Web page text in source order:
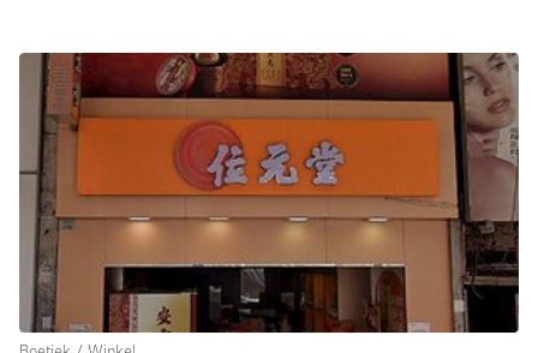
Conferentieruimte
Container
Creatieve ruimte
Evenementruimte
Foto / Filmstudio
Galerie